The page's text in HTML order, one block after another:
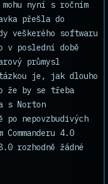
nyní s ročním
přešla do
veškerého softwaru
v poslední době
průmysl
je, jak dlouho
že by se třeba
s Norton
po nepovzbudivých
4.0
rozhodně žádné